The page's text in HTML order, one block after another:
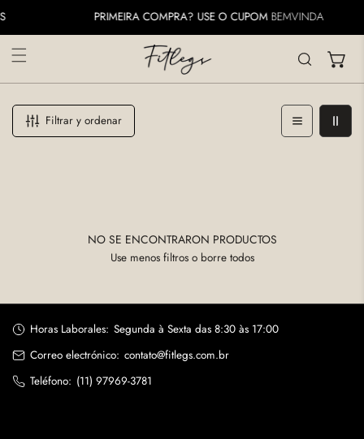
AL CONTENIDO PRIMEIRA COMPRA? USE O CUPOMBEMVINDA
Filtrar y ordenar
NO SE ENCONTRARON PRODUCTOS
Use menos filtros o borre todos
Horas Laborales: Segunda à Sexta das 8:30 às 17:00
Correo electrónico: contato@fitlegs.com.br
Teléfono: (11) 97969-3781